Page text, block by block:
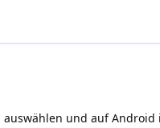
und auf